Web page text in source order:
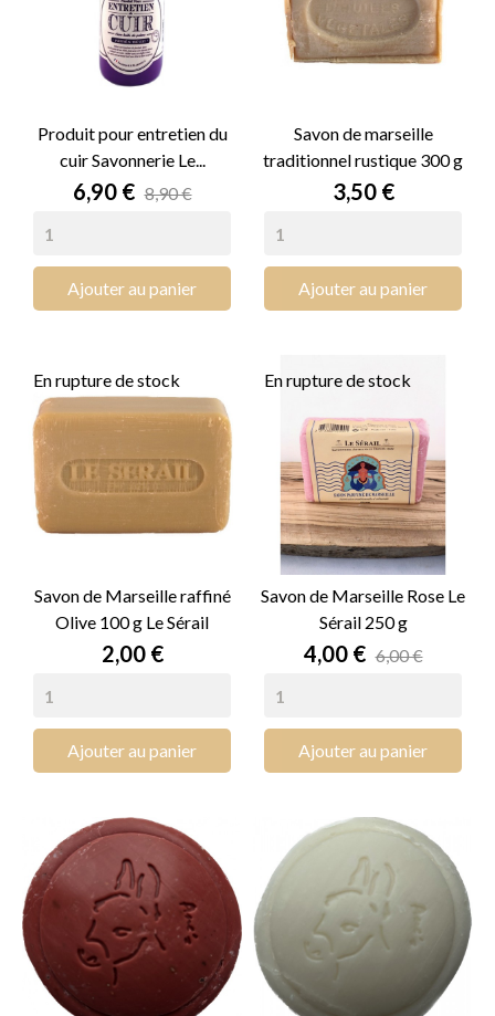
Produit pour entretien du
cuir Savonnerie Le...
Prix
6,90 € 8,90 €
Ajouter au panier
Savon de marseille
traditionnel rustique 300 g
Prix
3,50 €
Ajouter au panier
Savon de Marseille raffiné
Olive 100 g Le Sérail
Prix
2,00 €
Ajouter au panier
En rupture de stock
Savon de Marseille Rose Le
Sérail 250 g
Prix
4,00 € 6,00 €
Ajouter au panier
En rupture de stock